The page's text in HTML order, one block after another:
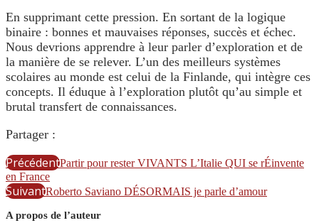
En supprimant cette pression. En sortant de la logique
binaire : bonnes et mauvaises réponses, succès et échec.
Nous devrions apprendre à leur parler d’exploration et de
la manière de se relever. L’un des meilleurs systèmes
scolaires au monde est celui de la Finlande, qui intègre ces
concepts. Il éduque à l’exploration plutôt qu’au simple et
brutal transfert de connaissances.
Partager :
PrécédentPartir pour rester VIVANTS L’Italie QUI se rÉinvente
en France
SuivantRoberto Saviano DÉSORMAIS je parle d’amour
A propos de l’auteur